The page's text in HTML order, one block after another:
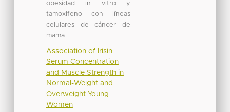
obesidad in vitro y
tamoxifeno con líneas
celulares de cáncer de
mama
Association of Irisin
Serum Concentration
and Muscle Strength in
Normal-Weight and
Overweight Young
Women